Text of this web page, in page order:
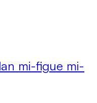
mi-figue mi-